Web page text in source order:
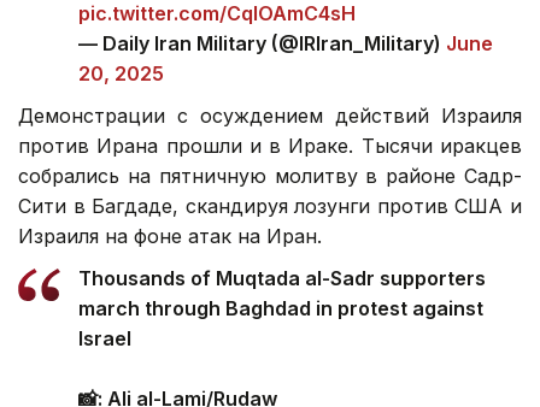
pic.twitter.com/CqIOAmC4sH
— Daily Iran Military (@IRIran_Military) June
20, 2025
Демонстрации c осуждением действий Израиля
против Ирана прошли и в Ираке. Тысячи иракцев
собрались на пятничную молитву в районе Садр-
Сити в Багдаде, скандируя лозунги против США и
Израиля на фоне атак на Иран.
Thousands of Muqtada al-Sadr supporters
march through Baghdad in protest against
Israel
📸: Ali al-Lami/Rudaw